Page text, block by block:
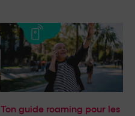
Ton guide roaming pour les